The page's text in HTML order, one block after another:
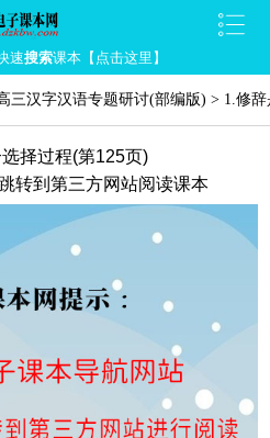
速搜索课本【点击这里】
三汉字汉语专题研讨(部编版) > 1.修
择过程(第125页)
转到第三方网站阅读课本